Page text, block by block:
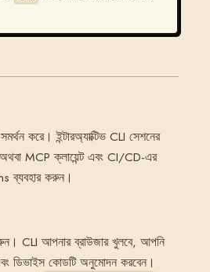
করে। ইন্টারঅ্যাক্টিভ CLI সেশনের
MCP ক্লায়েন্ট এবং CI/CD-এর
ব্যবহার করুন।
CLI আপনার ব্রাউজার খুলবে, আপনি
ডিভাইস কোডটি অনুমোদন করবেন।